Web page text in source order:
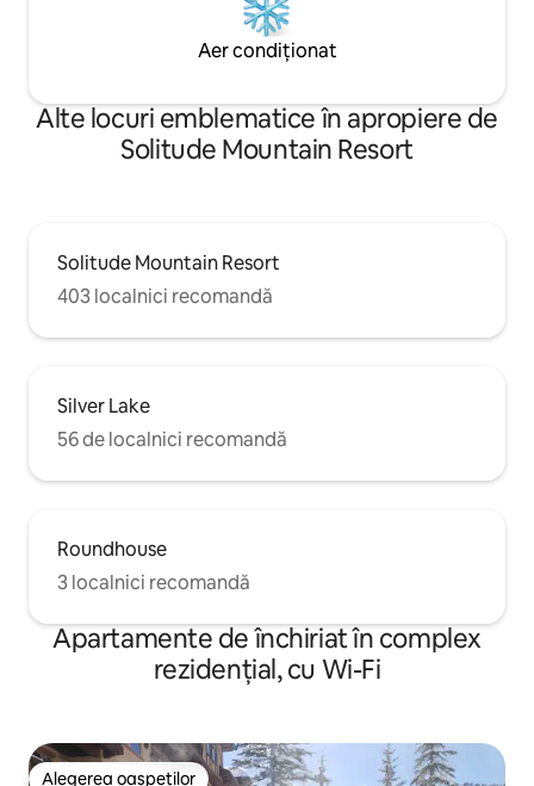
Aer condiționat
Alte locuri emblematice în apropiere de
Solitude Mountain Resort
Solitude Mountain Resort
403 localnici recomandă
Silver Lake
56 de localnici recomandă
Roundhouse
3 localnici recomandă
Apartamente de închiriat în complex
rezidențial, cu Wi-Fi
Alegerea oaspeților